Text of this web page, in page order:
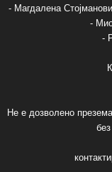
- Магдалена
-
-
Не е дозволено